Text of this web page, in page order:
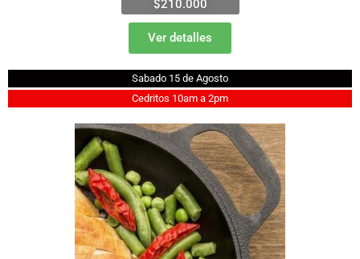
$210.000
Ver detalles
Sabado 15 de Agosto
Cedritos 10am a 2pm